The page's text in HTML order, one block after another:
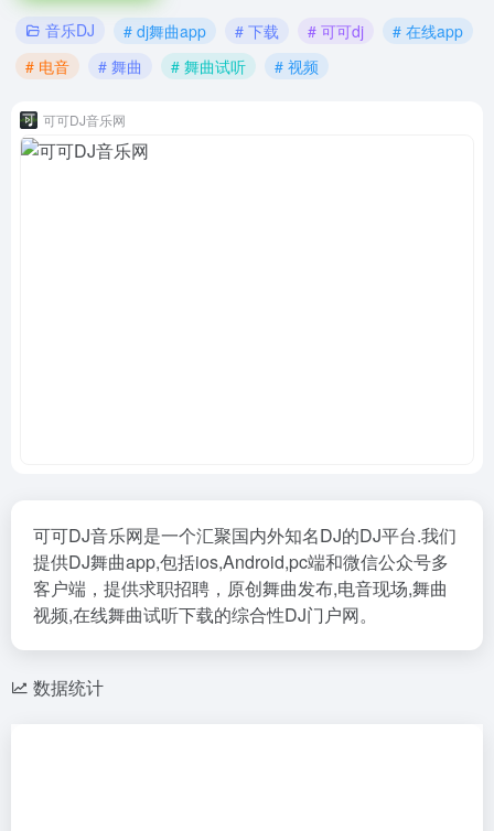
音乐DJ # dj舞曲app # 下载 # 可可dj
# 在线app
# 电音
# 舞曲 # 舞曲试听 # 视频
可可DJ音乐网
可可DJ音乐网是一个汇聚国内外知名DJ的DJ平台.我们
提供DJ舞曲app,包括ios,Android,pc端和微信公众号多
客户端，提供求职招聘，原创舞曲发布,电音现场,舞曲
视频,在线舞曲试听下载的综合性DJ门户网。
数据统计